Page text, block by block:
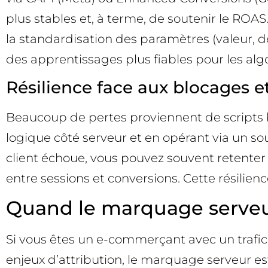
plus stables et, à terme, de soutenir le
la standardisation des paramètres (valeur,
des apprentissages plus fiables pour les
Résilience face aux blocages
Beaucoup de pertes proviennent de scripts
logique côté serveur et en opérant via un
client échoue, vous pouvez souvent
entre sessions et conversions. Cette
Quand le marquage
Si vous êtes un e-commerçant avec un
enjeux d’attribution, le marquage serveur